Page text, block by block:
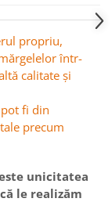
propriu,
într-
calitate și
fi din
precum
unicitatea
le realizăm